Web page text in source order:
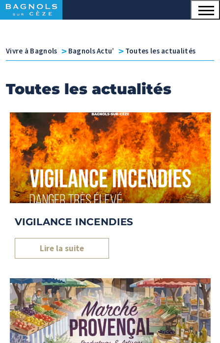
Panneau de gestion des cookies
Menu principal
Contenu
Vivre à Bagnols v Bagnols Actu’ v Toutes les actualités
Toutes les actualités
VIGILANCE INCENDIES
Lire la suite